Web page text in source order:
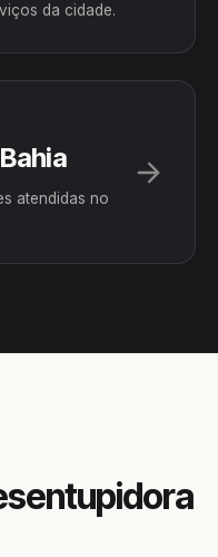
da cidade.
atendidas no